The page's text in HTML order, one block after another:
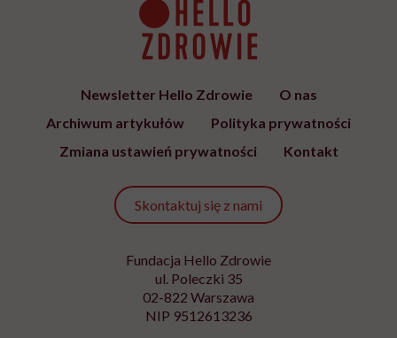
Newsletter Hello Zdrowie
O nas
Archiwum artykułów
Polityka prywatności
Zmiana ustawień prywatności
Kontakt
Skontaktuj się z nami
Fundacja Hello Zdrowie
ul. Poleczki 35
02-822 Warszawa
NIP 9512613236